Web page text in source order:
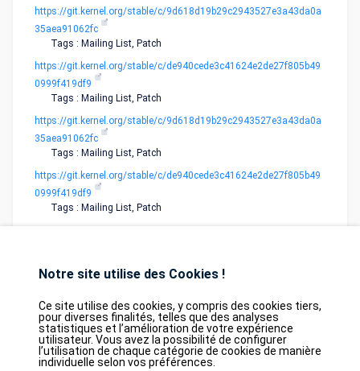
https://git.kernel.org/stable/c/9d618d19b29c2943527e3a43da0a
35aea91062fc
Tags : Mailing List, Patch
https://git.kernel.org/stable/c/de940cede3c41624e2de27f805b49
0999f419df9
Tags : Mailing List, Patch
https://git.kernel.org/stable/c/9d618d19b29c2943527e3a43da0a
35aea91062fc
Tags : Mailing List, Patch
https://git.kernel.org/stable/c/de940cede3c41624e2de27f805b49
0999f419df9
Tags : Mailing List, Patch
Database
Partners
GDPR Contact Purchase
Notre site utilise des Cookies !
Ce site utilise des cookies, y compris des cookies tiers,
pour diverses finalités, telles que des analyses
statistiques et l’amélioration de votre expérience
utilisateur. Vous avez la possibilité de configurer
l’utilisation de chaque catégorie de cookies de manière
individuelle selon vos préférences.